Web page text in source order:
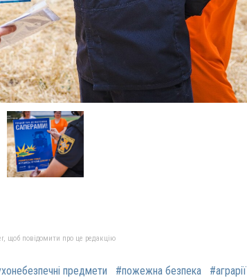
щоб повідомити про це редакцію
предмети #пожежна безпека #аграрії